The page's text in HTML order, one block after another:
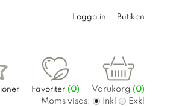
Logga in Butiken
Favoriter (0) Varukorg (0)
Moms visas: Inkl Exkl